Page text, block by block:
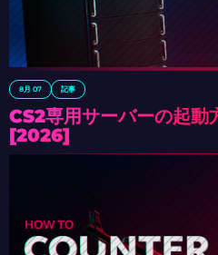
8月 07 記事
CS2専用サーバーの起動
[2026]